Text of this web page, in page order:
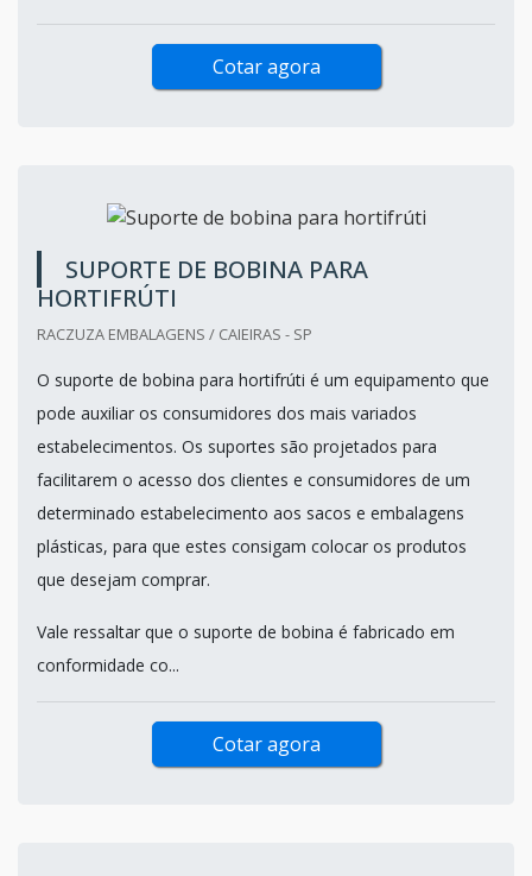
Cotar agora
SUPORTE DE BOBINA PARA
HORTIFRÚTI
RACZUZA EMBALAGENS / CAIEIRAS - SP
O suporte de bobina para hortifrúti é um equipamento que
pode auxiliar os consumidores dos mais variados
estabelecimentos. Os suportes são projetados para
facilitarem o acesso dos clientes e consumidores de um
determinado estabelecimento aos sacos e embalagens
plásticas, para que estes consigam colocar os produtos
que desejam comprar.
Vale ressaltar que o suporte de bobina é fabricado em
conformidade co...
Cotar agora